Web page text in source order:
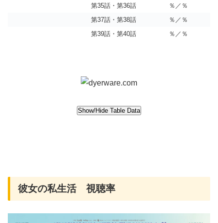
第35話・第36話
％／％
第37話・第38話
％／％
第39話・第40話
％／％
彼女の私生活 視聴率